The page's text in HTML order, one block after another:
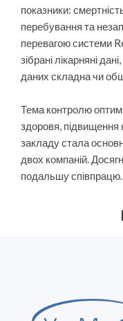
показники:
перебування та
перевагою системи
зібрані лікарняні
даних складна чи
Тема контролю
здоровя, підвищення
закладу стала
двох компаній.
подальшу співпрацю.